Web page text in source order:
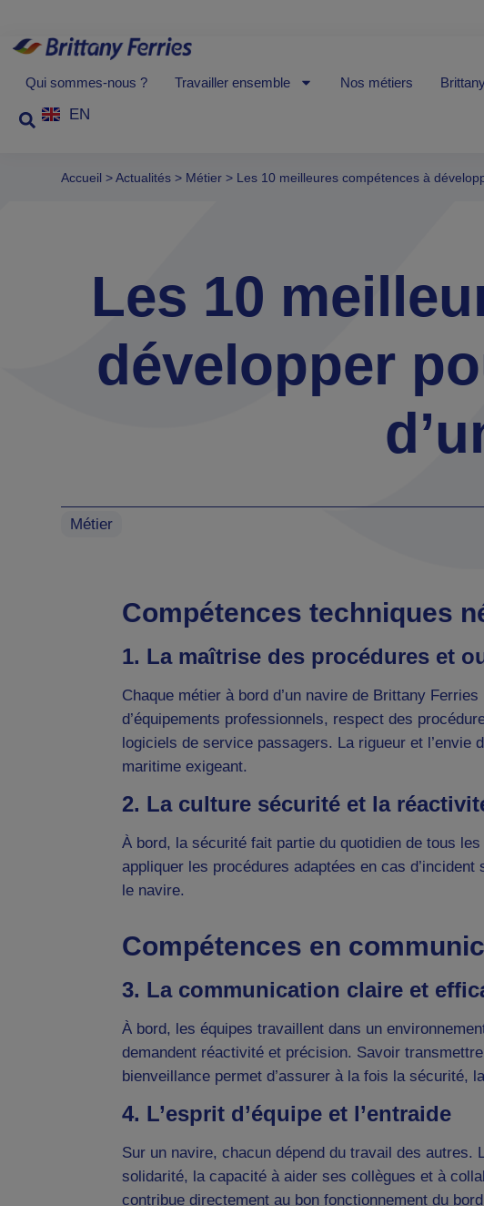
Qui sommes-nous ? Travailler ensemble Nos métiers
EN
Accueil >Actualités > Métier > Les 10 meilleures compétences à
Les 10
développer
Métier
Compétences techniques
1. La maîtrise des procédures et
Chaque métier à bord d’un navire de Brittany
d’équipements professionnels, respect des
logiciels de service passagers. La rigueur et l’envie
maritime exigeant.
2. La culture sécurité et la
À bord, la sécurité fait partie du quotidien de tous
appliquer les procédures adaptées en cas
le navire.
Compétences en
3. La communication claire et
À bord, les équipes travaillent dans un
demandent réactivité et précision. Savoir
bienveillance permet d’assurer à la fois la sécurité,
4. L’esprit d’équipe et l’entraide
Sur un navire, chacun dépend du travail des
solidarité, la capacité à aider ses collègues et à
contribue directement au bon fonctionnement du